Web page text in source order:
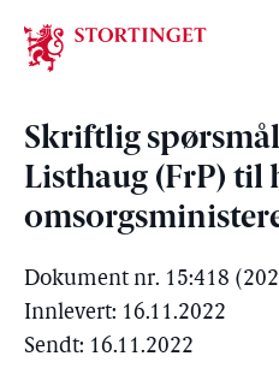
Stortinget.no
Skriftlig
Listhaug (FrP) til
Dokument nr. 15:418
Innlevert: 16.11.2022
Sendt: 16.11.2022